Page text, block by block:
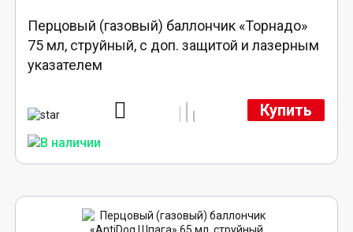
Перцовый (газовый) баллончик «Торнадо»
75 мл, струйный, с доп. защитой и лазерным
указателем
Купить